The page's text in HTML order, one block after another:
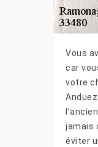
Vous
car
votre
jamais
éviter